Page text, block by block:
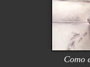
Como